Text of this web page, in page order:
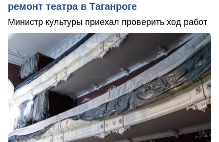
ремонт театра в Таганроге
Министр культуры приехал проверить ход работ